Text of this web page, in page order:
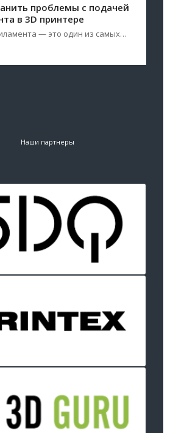
проблемы с подачей
в 3D принтере
— это один из самых…
Наши партнеры